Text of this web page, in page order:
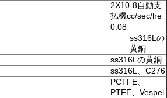
2X10-8自動支
払機cc/sec/he
0.08
ss316Lの
黄銅
ss316Lの黄銅
ss316L、C276
PCTFE、
PTFE、Vespel